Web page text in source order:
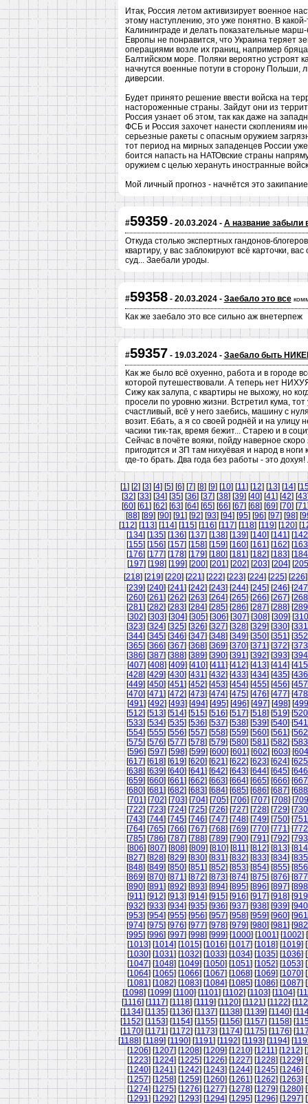
Итак, Россия летом активизирует военное
этому наступлению, это уже понятно. В
Калининграде и делать показательные
Европы не понравится, что Украина теряет
операциями возле их границ, например
Балтийском море. Поляки вероятно устроят
начнутся военные потуги в сторону Польши,
диверсии.
Будет принято решение ввести войска на
настороженные страны. Зайдут они из
Россия узнает об этом, так как даже на
ФСБ и Россия захочет нанести скоплениям
серьезные ракеты с опасным оружием
тот период на мирных западенцев России
боится напасть на НАТОвские страны
оружием с целью херануть иностранные
Мой личный прогноз - начнётся это
#59359- 20.03.2024 - А название забыли
Откуда столько экспертных гандонов-
квартиру, у вас заблокируют всё карточки,
суд... Заебали уроды.
#59358- 20.03.2024 - Заебало это все
Как же заебало это все сильно аж внетерпеж
#59357 - 19.03.2024 - Заебало быть
Как же было всё охуенно, работа и в городе
которой путешествовали. А теперь нет
Сижу как залупа, с квартиры не выхожу, но
просели по уровню жизни. Встретил кума,
счастливый, всё у него заебись, машину с
возит. Ебать, а я со своей роднёй и на улицу
часики тик-так, время бежит... Старею и в
Сейчас в почёте вояки, пойду наверное
пригодится и ЗП там нихуёвая и народ в
где-то брать. Два года без работы - это
[1] [2] [3] [4] [5] [6] [7] [8] [9] [10] [11] [12] [13] [14] [
[32] [33] [34] [35] [36] [37] [38] [39] [40] [41] [42] [43
[60] [61] [62] [63] [64] [65] [66] [67] [68] [69] [70] [71
[88] [89] [90] [91] [92] [93] [94] [95] [96] [97] [98] [
[112] [113] [114] [115] [116] [117] [118] [119] [120] [
[134] [135] [136] [137] [138] [139] [140] [141] [142
[155] [156] [157] [158] [159] [160] [161] [162] [163
[176] [177] [178] [179] [180] [181] [182] [183] [184
[197] [198] [199] [200] [201] [202] [203] [204] [205
[218] [219] [220] [221] [222] [223] [224] [225] [226
[239] [240] [241] [242] [243] [244] [245] [246] [247
[260] [261] [262] [263] [264] [265] [266] [267] [268
[281] [282] [283] [284] [285] [286] [287] [288] [289
[302] [303] [304] [305] [306] [307] [308] [309] [310
[323] [324] [325] [326] [327] [328] [329] [330] [331
[344] [345] [346] [347] [348] [349] [350] [351] [352
[365] [366] [367] [368] [369] [370] [371] [372] [373
[386] [387] [388] [389] [390] [391] [392] [393] [394
[407] [408] [409] [410] [411] [412] [413] [414] [415
[428] [429] [430] [431] [432] [433] [434] [435] [436
[449] [450] [451] [452] [453] [454] [455] [456] [457
[470] [471] [472] [473] [474] [475] [476] [477] [478
[491] [492] [493] [494] [495] [496] [497] [498] [499
[512] [513] [514] [515] [516] [517] [518] [519] [520
[533] [534] [535] [536] [537] [538] [539] [540] [541
[554] [555] [556] [557] [558] [559] [560] [561] [562
[575] [576] [577] [578] [579] [580] [581] [582] [583
[596] [597] [598] [599] [600] [601] [602] [603] [604
[617] [618] [619] [620] [621] [622] [623] [624] [625
[638] [639] [640] [641] [642] [643] [644] [645] [646
[659] [660] [661] [662] [663] [664] [665] [666] [667
[680] [681] [682] [683] [684] [685] [686] [687] [688
[701] [702] [703] [704] [705] [706] [707] [708] [709
[722] [723] [724] [725] [726] [727] [728] [729] [730
[743] [744] [745] [746] [747] [748] [749] [750] [751
[764] [765] [766] [767] [768] [769] [770] [771] [772
[785] [786] [787] [788] [789] [790] [791] [792] [793
[806] [807] [808] [809] [810] [811] [812] [813] [814
[827] [828] [829] [830] [831] [832] [833] [834] [835
[848] [849] [850] [851] [852] [853] [854] [855] [856
[869] [870] [871] [872] [873] [874] [875] [876] [877
[890] [891] [892] [893] [894] [895] [896] [897] [898
[911] [912] [913] [914] [915] [916] [917] [918] [919
[932] [933] [934] [935] [936] [937] [938] [939] [940
[953] [954] [955] [956] [957] [958] [959] [960] [961
[974] [975] [976] [977] [978] [979] [980] [981] [982
[995] [996] [997] [998] [999] [1000] [1001] [1002] [
[1013] [1014] [1015] [1016] [1017] [1018] [1019] [
[1030] [1031] [1032] [1033] [1034] [1035] [1036] [
[1047] [1048] [1049] [1050] [1051] [1052] [1053] [
[1064] [1065] [1066] [1067] [1068] [1069] [1070] [
[1081] [1082] [1083] [1084] [1085] [1086] [1087] [
[1098] [1099] [1100] [1101] [1102] [1103] [1104] [
[1116] [1117] [1118] [1119] [1120] [1121] [1122] [
[1134] [1135] [1136] [1137] [1138] [1139] [1140] [
[1152] [1153] [1154] [1155] [1156] [1157] [1158] [
[1170] [1171] [1172] [1173] [1174] [1175] [1176] [
[1188] [1189] [1190] [1191] [1192] [1193] [1194] [
[1206] [1207] [1208] [1209] [1210] [1211] [1212] [
[1223] [1224] [1225] [1226] [1227] [1228] [1229] [
[1240] [1241] [1242] [1243] [1244] [1245] [1246] [
[1257] [1258] [1259] [1260] [1261] [1262] [1263] [
[1274] [1275] [1276] [1277] [1278] [1279] [1280] [
[1291] [1292] [1293] [1294] [1295] [1296] [1297] [